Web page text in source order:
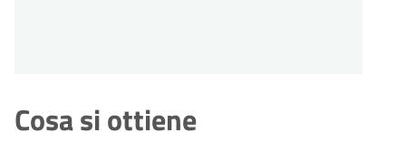
Cosa si ottiene